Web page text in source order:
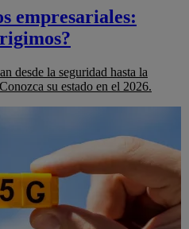
empresariales:
desde la seguridad hasta la
su estado en el 2026.